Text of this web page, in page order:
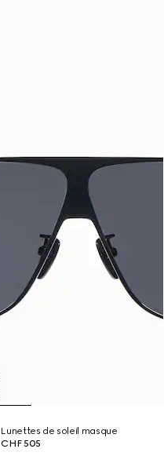
Lunettes de soleil masque
CHF 505